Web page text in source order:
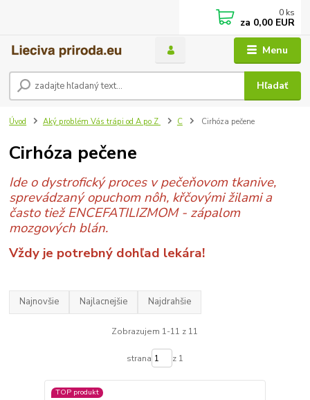
Menu
Hľadať
0 ks
za 0,00 EUR
Úvod Aký problém Vás trápi od A po Z C Cirhóza pečene
Cirhóza pečene
Ide o dystrofický proces v pečeňovom tkanive,
sprevádzaný opuchom nôh, křčovými žilami a
často tiež ENCEFATILIZMOM - zápalom
mozgových blán.
Vždy je potrebný dohľad lekára!
Najnovšie Najlacnejšie Najdrahšie
Zobrazujem 1-11 z 11
strana z 1
TOP produkt